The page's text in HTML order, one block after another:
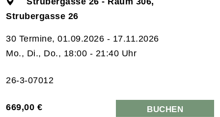
Strubergasse 26
30 Termine, 01.09.2026 - 17.11.2026
Mo., Di., Do., 18:00 - 21:40 Uhr
26-3-07012
669,00 € BUCHEN